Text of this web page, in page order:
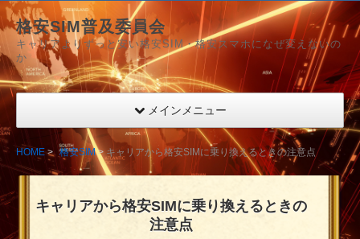
格安SIM普及委員会
キャリアよりずっと安い格安SIM・格安スマホになぜ変えないの
か
メインメニュー
HOME 格安SIM キャリアから格安SIMに乗り換えるときの注意点
キャリアから格安SIMに乗り換えるときの
注意点